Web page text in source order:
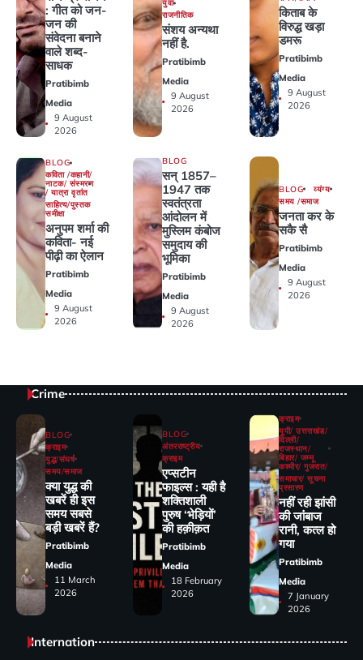
: गीत को जन-
जन की
संवेदना बनाने
वाले शब्द-
साधक
Pratibimb
Media
9 August
2026
युवा
राजनीतिक
संशय अन्यथा
नहीं है.
Pratibimb
Media
9 August
2026
किताब के
विरुद्ध खड़ा
डमरू
Pratibimb
Media
9 August
2026
BLOG
कविता /कहानी/
नाटक/ संस्मरण
/ यात्रा वृतांत
साहित्य/पुस्तक
समीक्षा
अनुपम शर्मा की
कविता- नई
पीढ़ी का ऐलान
Pratibimb
Media
9 August
2026
BLOG
सन् 1857–
1947 तक
स्वतंत्रता
आंदोलन में
मुस्लिम कंबोज
समुदाय की
भूमिका
Pratibimb
Media
9 August
2026
BLOG
व्यंग्य
समय /समाज
जनता कर के
सकै सै
Pratibimb
Media
9 August
2026
Crime
BLOG
क्राइम
युद्ध/संघर्ष
समय/समाज
क्या युद्ध की
खबरें ही इस
समय सबसे
बड़ी खबरें हैं?
Pratibimb
Media
11 March
2026
BLOG
अंतरराष्ट्रीय
क्राइम
एप्सटीन
फाइल्स : यही है
शक्तिशाली
पुरुष ‘भेड़ियों’
की हक़ीक़त
Pratibimb
Media
18 February
2026
क्राइम
यूपी/ उत्तराखंड/
दिल्ली/
राजस्थान/
बिहार/ जम्मू
कश्मीर/ गुजरात/
समाचार/ सूचना
प्रसारण
नहीं रही झांसी
की जांंबाज
रानी, कत्‍ल हो
गया
Pratibimb
Media
7 January
2026
Internation